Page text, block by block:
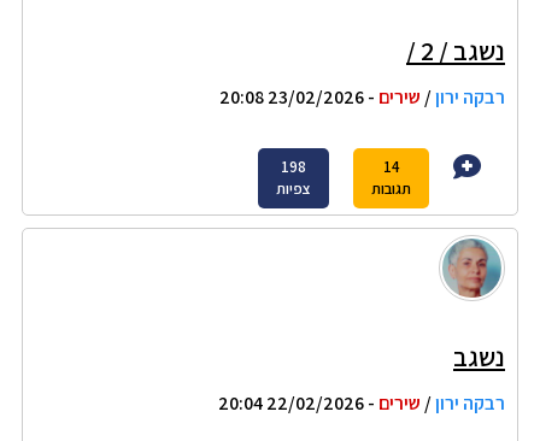
נשגב / 2 /
רבקה ירון/ שירים - 23/02/2026 20:08
14
תגובות
198
צפיות
נשגב
רבקה ירון/ שירים - 22/02/2026 20:04